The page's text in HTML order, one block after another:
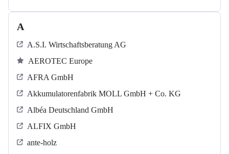
A
A.S.I. Wirtschaftsberatung AG
AEROTEC Europe
AFRA GmbH
Akkumulatorenfabrik MOLL GmbH + Co. KG
Albéa Deutschland GmbH
ALFIX GmbH
ante-holz